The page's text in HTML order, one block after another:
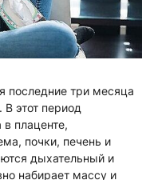
последние три месяца
этот период
плаценте,
почки, печень и
дыхательный и
набирает массу и